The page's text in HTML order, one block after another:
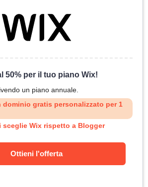
50% per il tuo piano Wix!
un piano annuale.
dominio gratis personalizzato per 1
sceglie Wix rispetto a Blogger
Ottieni l'offerta